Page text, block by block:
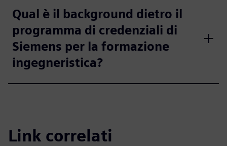
Qual è il background dietro il
programma di credenziali di
Siemens per la formazione
ingegneristica?
Link correlati